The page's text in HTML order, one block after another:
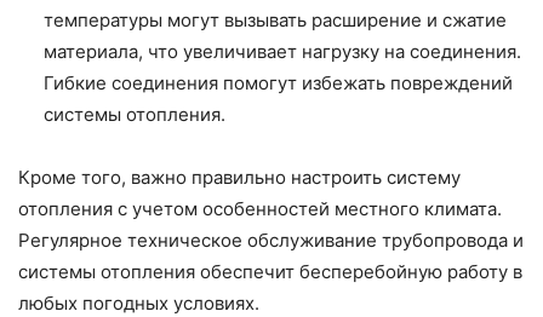
температуры могут вызывать расширение и сжатие
материала, что увеличивает нагрузку на соединения.
Гибкие соединения помогут избежать повреждений
системы отопления.
Кроме того, важно правильно настроить систему
отопления с учетом особенностей местного климата.
Регулярное техническое обслуживание трубопровода и
системы отопления обеспечит бесперебойную работу в
любых погодных условиях.